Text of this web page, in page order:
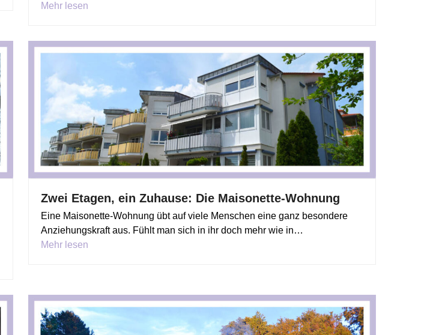
Mehr lesen
Zwei Etagen, ein Zuhause: Die Maisonette-Wohnung
Eine Maisonette-Wohnung übt auf viele Menschen eine ganz besondere
Anziehungskraft aus. Fühlt man sich in ihr doch mehr wie in…
Mehr lesen